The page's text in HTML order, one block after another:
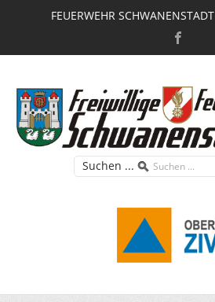
FEUERWEHR SCHWANENSTADT
Suchen ...